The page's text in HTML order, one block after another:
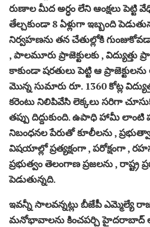
రుణాల మీద అర్ధం లేని ఆంక్షలు పెట్టి
తేల్చకుండా 8 ఏళ్లుగా ఇబ్బంది
నిర్వహణను తన చేతుల్లోకి
, పాలమూరు ప్రాజెక్టులకు , విద్యుత్తు
కాకుండా షరతులు పెట్టి ఆ
మొన్న సుమారు రూ. 1360 కోట్ల
కరెంటు నిలిపివేసి లెక్కలు సరిగా
తప్పు దిద్దుకుంది. ఉపాధి హామీ
నిబంధనల పేరుతో కూలీలను ,
విషయాల్లో ప్రత్యక్షంగా , పరోక్షంగా ,
ప్రభుత్వం తెలంగాణ ప్రజలను ,
పెడుతున్నది.
ఇవన్నీ సాలవన్నట్లు బీజేపీ ఎమ్మెల్యే
మనోభావాలను కించపర్చి హైదరాబాద్ లో